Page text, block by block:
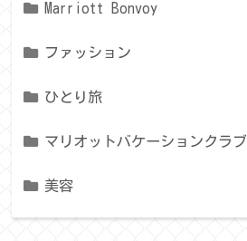
Marriott Bonvoy
ファッション
ひとり旅
マリオットバケーションクラブ
美容